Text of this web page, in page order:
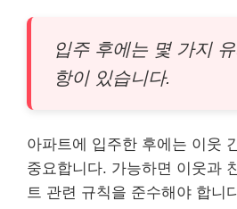
입주 후에는 몇 가지
항이 있습니다.
아파트에 입주한 후에는 이웃
중요합니다. 가능하면 이웃과
트 관련 규칙을 준수해야 합니